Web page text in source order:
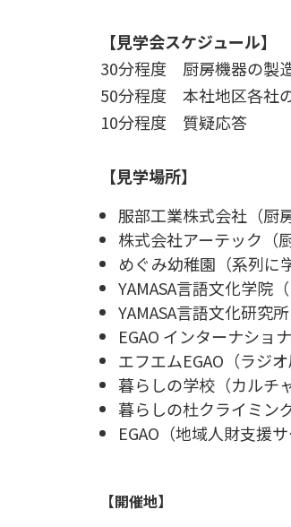
【見学会スケジュール】
30分程度 厨房機器の製
50分程度 本社地区各社
10分程度 質疑応答
【見学場所】
服部工業株式会社（厨
株式会社アーテック（
めぐみ幼稚園（系列に
YAMASA言語文化学院
YAMASA言語文化研究
EGAO インターナショ
エフエムEGAO（ラジ
暮らしの学校（カルチ
暮らしの杜クライミン
EGAO（地域人財支援サ
【開催地】